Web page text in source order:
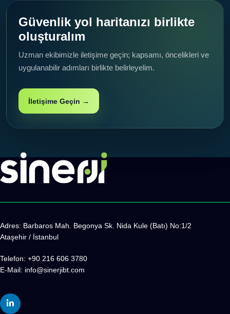
Güvenlik yol haritanızı birlikte
oluşturalım
Uzman ekibimizle iletişime geçin; kapsamı, öncelikleri ve
uygulanabilir adımları birlikte belirleyelim.
İletişime Geçin →
Adres: Barbaros Mah. Begonya Sk. Nida Kule (Batı) No:1/2
Ataşehir / İstanbul
Telefon: +90 216 606 3780
E-Mail: info@sinerjibt.com